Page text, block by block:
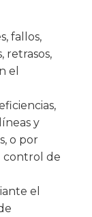
fallos,
retrasos,
el
y
o por
control de
el